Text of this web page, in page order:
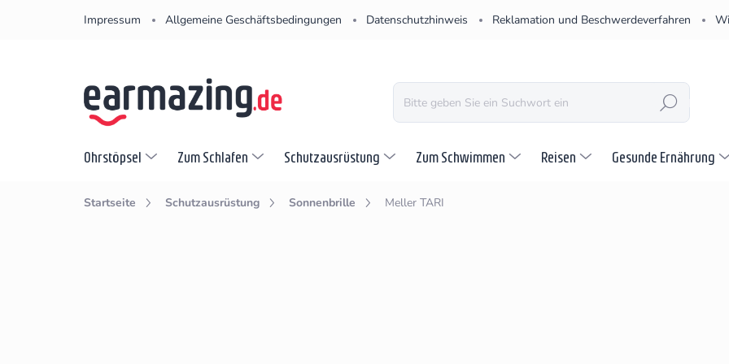
Impressum Allgemeine Geschäftsbedingungen Datenschutzhinweis Reklamation und Beschwerdeverfahren
SUCHEN
Ohrstöpsel Zum Schlafen Schutzausrüstung Zum Schwimmen Reisen Gesunde Ernährung
Startseite Schutzausrüstung Sonnenbrille Meller TARI